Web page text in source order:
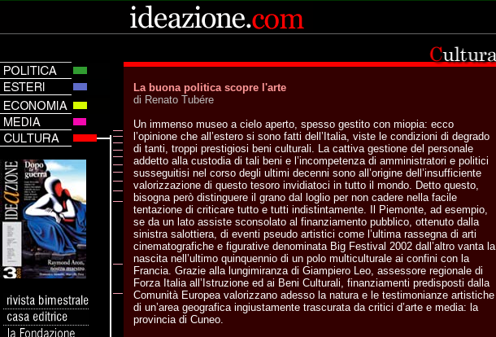
La buona politica scopre l'arte
di Renato Tubére
Un immenso museo a cielo aperto, spesso gestito con miopia: ecco
l’opinione che all’estero si sono fatti dell’Italia, viste le condizioni di degrado
di tanti, troppi prestigiosi beni culturali. La cattiva gestione del personale
addetto alla custodia di tali beni e l’incompetenza di amministratori e politici
susseguitisi nel corso degli ultimi decenni sono all’origine dell’insufficiente
valorizzazione di questo tesoro invidiatoci in tutto il mondo. Detto questo,
bisogna però distinguere il grano dal loglio per non cadere nella facile
tentazione di criticare tutto e tutti indistintamente. Il Piemonte, ad esempio,
se da un lato assiste sconsolato al finanziamento pubblico, ottenuto dalla
sinistra salottiera, di eventi pseudo artistici come l’ultima rassegna di arti
cinematografiche e figurative denominata Big Festival 2002 dall’altro vanta la
nascita nell’ultimo quinquennio di un polo multiculturale ai confini con la
Francia. Grazie alla lungimiranza di Giampiero Leo, assessore regionale di
Forza Italia all’Istruzione ed ai Beni Culturali, finanziamenti predisposti dalla
Comunità Europea valorizzano adesso la natura e le testimonianze artistiche
di un’area geografica ingiustamente trascurata da critici d’arte e media: la
provincia di Cuneo.